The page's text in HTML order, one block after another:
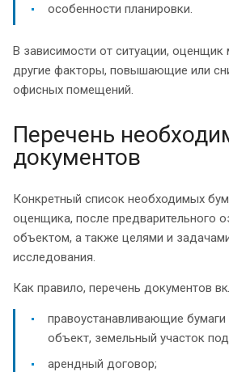
особенности планировки.
В зависимости от ситуации, оценщик
другие факторы, повышающие или
офисных помещений.
Перечень
документов
Конкретный список необходимых
оценщика, после предварительного
объектом, а также целями и
исследования.
Как правило, перечень документов
правоустанавливающие
объект, земельный участок
арендный договор;